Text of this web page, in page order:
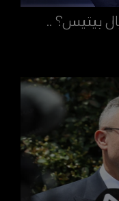
بيتيس؟ ..